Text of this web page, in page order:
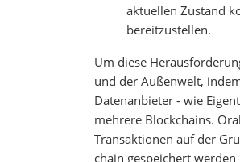
aktuellen Zustand
bereitzustellen.
Um diese
und der Außenwelt,
Datenanbieter - wie
mehrere Blockchains.
Transaktionen auf der
chain gespeichert werden